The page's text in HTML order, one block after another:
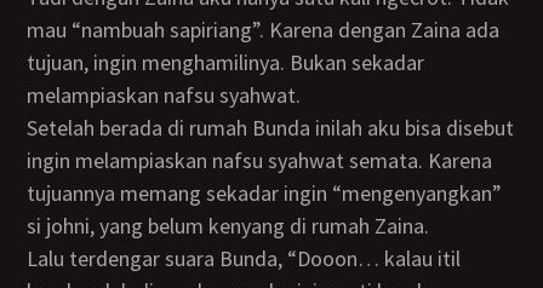
mau “nambuah sapiriang”. Karena dengan Zaina ada
tujuan, ingin menghamilinya. Bukan sekadar
melampiaskan nafsu syahwat.
Setelah berada di rumah Bunda inilah aku bisa disebut
ingin melampiaskan nafsu syahwat semata. Karena
tujuannya memang sekadar ingin “mengenyangkan”
si johni, yang belum kenyang di rumah Zaina.
Lalu terdengar suara Bunda, “Dooon… kalau itil